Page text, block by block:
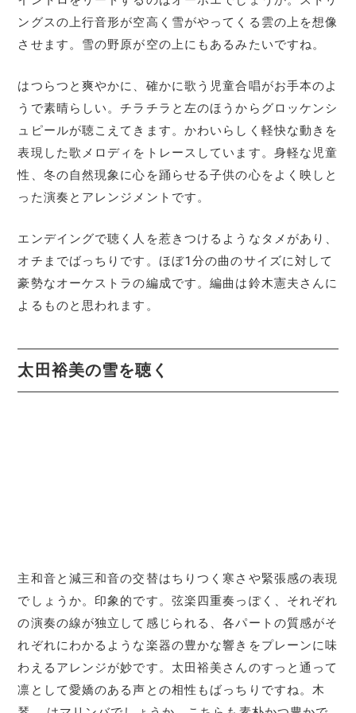
ングスの上行音形が空高く雪がやってくる雲の上を想像
させます。雪の野原が空の上にもあるみたいですね。
はつらつと爽やかに、確かに歌う児童合唱がお手本のよ
うで素晴らしい。チラチラと左のほうからグロッケンシ
ュピールが聴こえてきます。かわいらしく軽快な動きを
表現した歌メロディをトレースしています。身軽な児童
性、冬の自然現象に心を踊らせる子供の心をよく映しと
った演奏とアレンジメントです。
エンデイングで聴く人を惹きつけるようなタメがあり、
オチまでばっちりです。ほぼ1分の曲のサイズに対して
豪勢なオーケストラの編成です。編曲は鈴木憲夫さんに
よるものと思われます。
太田裕美の雪を聴く
主和音と減三和音の交替はちりつく寒さや緊張感の表現
でしょうか。印象的です。弦楽四重奏っぽく、それぞれ
の演奏の線が独立して感じられる、各パートの質感がそ
れぞれにわかるような楽器の豊かな響きをプレーンに味
わえるアレンジが妙です。太田裕美さんのすっと通って
凛として愛嬌のある声との相性もばっちりですね。木